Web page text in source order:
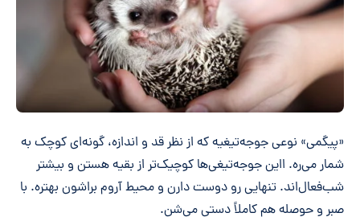
«پیگمی» نوعی جوجه‌تیغیه که از نظر قد و اندازه، گونه‌ای کوچک به
شمار می‌ره. ااین جوجه‌تیغی‌ها کوچیک‌تر از بقیه هستن و بیشتر
شب‌فعال‌اند. تنهایی رو دوست دارن و محیط آروم براشون بهتره. با
صبر و حوصله هم کاملاً دستی می‌شن.